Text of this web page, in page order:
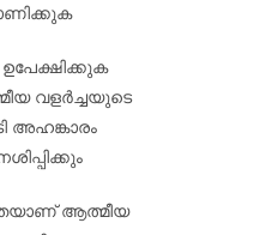
വളർച്ചയുടെ
അഹങ്കാരം
ആത്മീയ